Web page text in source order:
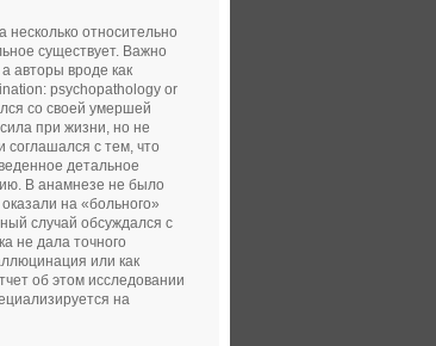
относительно
существует. Важно
авторы вроде как
psychopathology or
со своей умершей
при жизни, но не
соглашался с тем, что
детальное
В анамнезе не было
на «больного»
случай обсуждался с
не дала точного
или как
об этом исследовании
на